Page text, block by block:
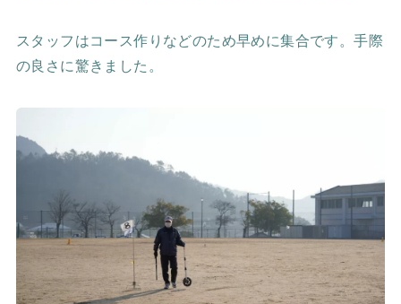
スタッフはコース作りなどのため早めに集合です。手際
の良さに驚きました。